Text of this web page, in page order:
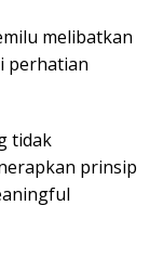
melibatkan
perhatian
tidak
prinsip